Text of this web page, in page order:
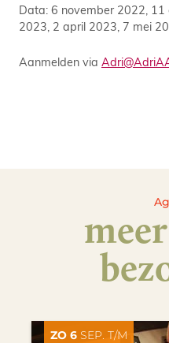
Data: 6 november 2022,
2023, 2 april 2023, 7 mei
Aanmelden via
ZO 6 SEP. T/M